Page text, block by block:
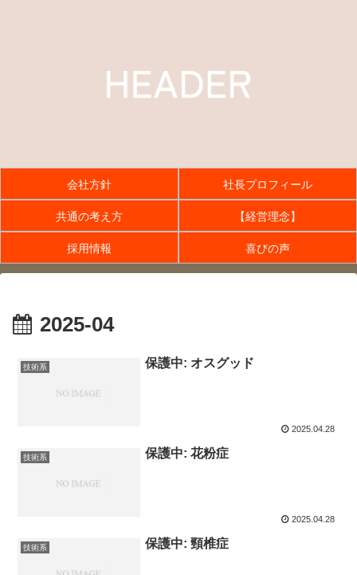
会社方針 社長プロフィール
共通の考え方 【経営理念】
採用情報 喜びの声
2025-04
技術系 保護中: オスグッド
2025.04.28
技術系 保護中: 花粉症
2025.04.28
技術系 保護中: 頸椎症